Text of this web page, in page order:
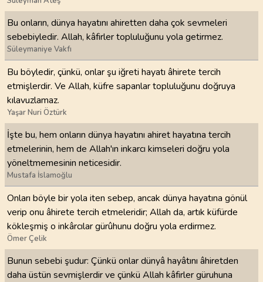
Bu onların, dünya hayatını ahiretten daha çok sevmeleri
sebebiyledir. Allah, kâfirler topluluğunu yola getirmez.
Süleymaniye Vakfı
Bu böyledir, çünkü, onlar şu iğreti hayatı âhirete tercih
etmişlerdir. Ve Allah, küfre sapanlar topluluğunu doğruya
kılavuzlamaz.
Yaşar Nuri Öztürk
İşte bu, hem onların dünya hayatını ahiret hayatına tercih
etmelerinin, hem de Allah'ın inkarcı kimseleri doğru yola
yöneltmemesinin neticesidir.
Mustafa İslamoğlu
Onları böyle bir yola iten sebep, ancak dünya hayatına gönül
verip onu âhirete tercih etmeleridir; Allah da, artık küfürde
kökleşmiş o inkârcılar gürûhunu doğru yola erdirmez.
Ömer Çelik
Bunun sebebi şudur: Çünkü onlar dünyâ hayâtını âhiretden
daha üstün sevmişlerdir ve çünkü Allah kâfirler güruhuna